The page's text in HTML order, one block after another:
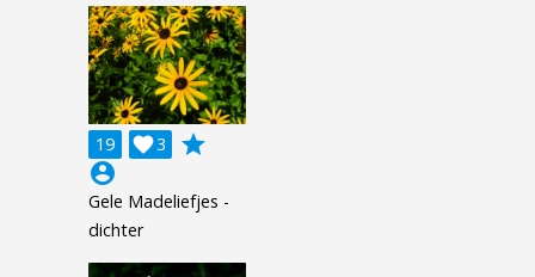
19 3

grade
account_circle
Gele Madeliefjes -
dichter